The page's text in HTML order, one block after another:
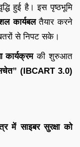
हुई है। इस पृष्ठभूमि
कार्यबलतैयार करने
से निपट सके।
कार्यक्रमकी शुरुआत
(IBCART 3.0)
में साइबर सुरक्षा को